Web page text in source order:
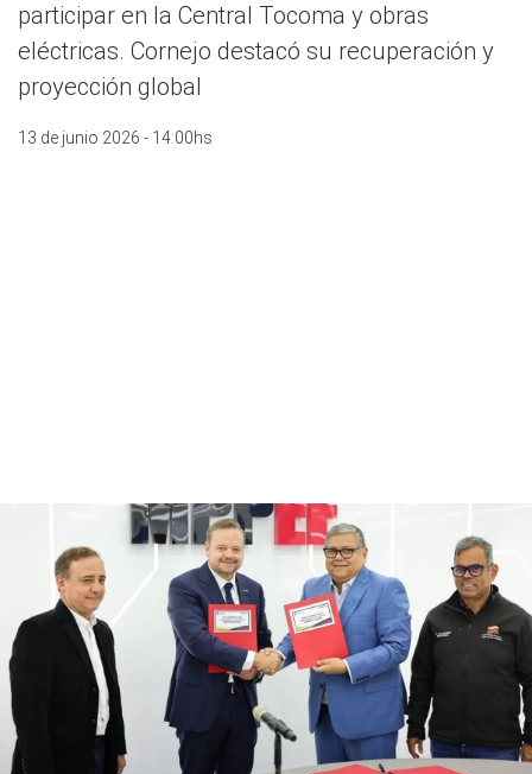
participar en la Central Tocoma y obras
eléctricas. Cornejo destacó su recuperación y
proyección global
13 de junio 2026 - 14:00hs